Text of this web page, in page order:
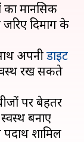
का मानसिक
जरिए दिमाग के
अपनीडाइट
रख सकते
पर बेहतर
बनाए
शामिल